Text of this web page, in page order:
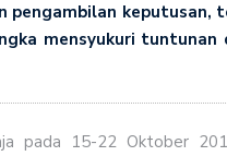
pengambilan
mensyukuri
pada 15-22 Oktober